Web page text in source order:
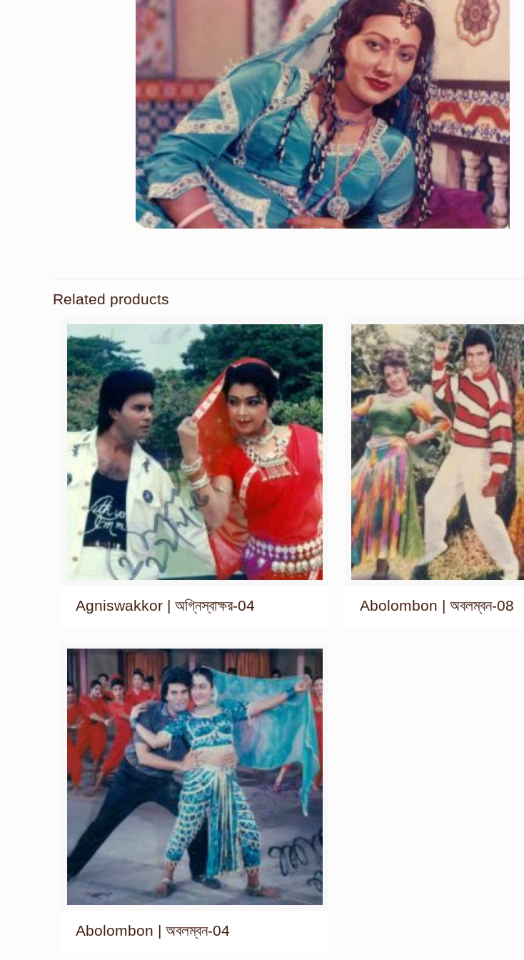
Related products
Agniswakkor | অগ্নিস্বাক্ষর-04 Abolombon | অবলম্বন-08
Abolombon | অবলম্বন-04